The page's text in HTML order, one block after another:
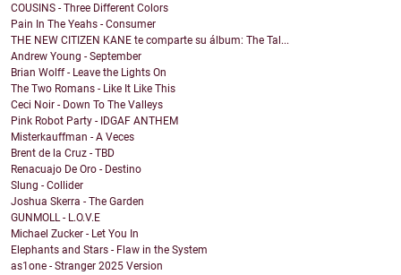
COUSINS - Three Different Colors
Pain In The Yeahs - Consumer
THE NEW CITIZEN KANE te comparte su álbum: The Tal...
Andrew Young - September
Brian Wolff - Leave the Lights On
The Two Romans - Like It Like This
Ceci Noir - Down To The Valleys
Pink Robot Party - IDGAF ANTHEM
Misterkauffman - A Veces
Brent de la Cruz - TBD
Renacuajo De Oro - Destino
Slung - Collider
Joshua Skerra - The Garden
GUNMOLL - L.O.V.E
Michael Zucker - Let You In
Elephants and Stars - Flaw in the System
as1one - Stranger 2025 Version